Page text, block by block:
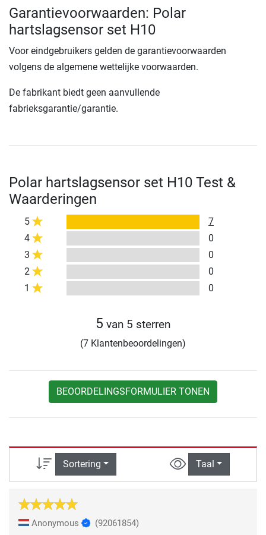
Garantievoorwaarden: Polar
hartslagsensor set H10
Voor eindgebruikers gelden de garantievoorwaarden
volgens de algemene wettelijke voorwaarden.
De fabrikant biedt geen aanvullende
fabrieksgarantie/garantie.
Polar hartslagsensor set H10 Test &
Waarderingen
5
7
4
0
3
0
2
0
1
0
5 van 5 sterren
(7 Klantenbeoordelingen)
BEOORDELINGSFORMULIER TONEN
Sortering Taal
Anonymous (92061854)